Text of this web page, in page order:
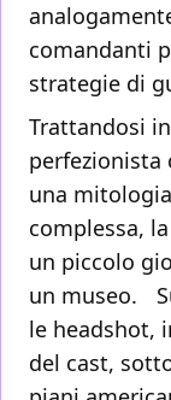
comandanti
strategie di
Trattandosi
perfezionista
una
complessa,
un piccolo
un museo.
le headshot,
del cast,